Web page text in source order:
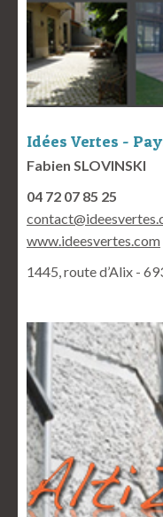
Idées Vertes -
Fabien SLOVINSKI
04 72 07 85 25
www.ideesvertes.com
1445, route d’Alix -